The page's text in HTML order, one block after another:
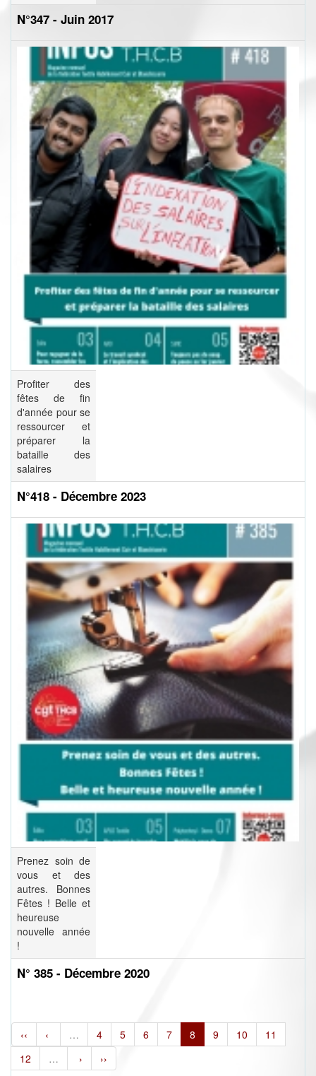
N°347 - Juin 2017
Profiter des
fêtes de fin
d'année pour se
ressourcer et
préparer la
bataille des
salaires
N°418 - Décembre 2023
Prenez soin de
vous et des
autres. Bonnes
Fêtes ! Belle et
heureuse
nouvelle année
!
N° 385 - Décembre 2020
‹‹ ‹ … 4 5 6 7 8 9 10
11
12
… › ››